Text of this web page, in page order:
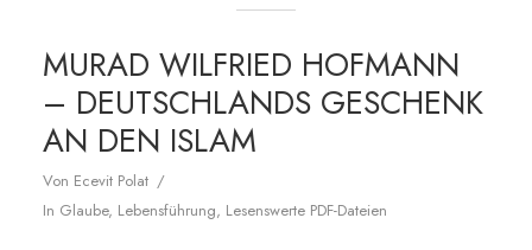
MURAD WILFRIED HOFMANN
– DEUTSCHLANDS GESCHENK
AN DEN ISLAM
Von Ecevit Polat
In Glaube, Lebensführung, Lesenswerte PDF-Dateien